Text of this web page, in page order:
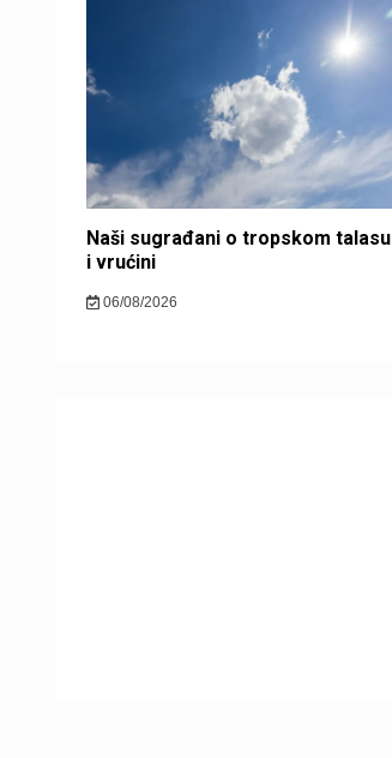
Naši sugrađani o tropskom talasu
i vrućini
06/08/2026